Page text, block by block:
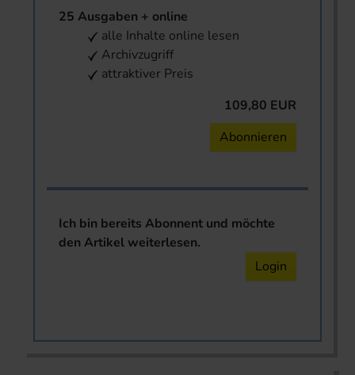
25 Ausgaben + online
alle Inhalte online lesen
Archivzugriff
attraktiver Preis
109,80 EUR
Abonnieren
Ich bin bereits Abonnent und möchte
den Artikel weiterlesen.
Login